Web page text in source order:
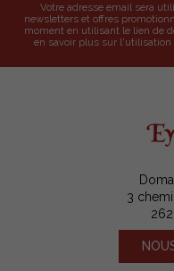
Votre adresse email sera
newsletters et offres
moment en utilisant le lien de
en savoir plus sur l'utilisation
3